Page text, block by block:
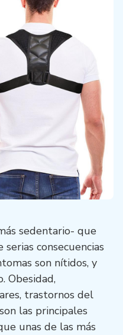
sedentario- que
consecuencias
son nítidos, y
Obesidad,
trastornos del
las principales
unas de las más